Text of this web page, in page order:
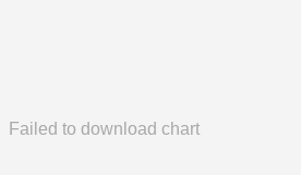
Failed to download chart